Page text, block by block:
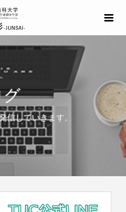
信していきます。